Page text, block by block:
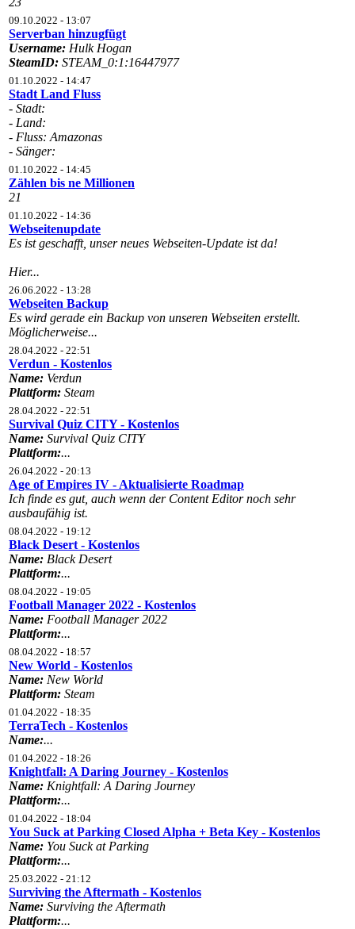
09.10.2022 - 13:07
Serverban hinzugfügt
Username: Hulk Hogan
SteamID: STEAM_0:1:16447977
01.10.2022 - 14:47
Stadt Land Fluss
- Stadt:
- Land:
- Fluss: Amazonas
- Sänger:
01.10.2022 - 14:45
Zählen bis ne Millionen
21
01.10.2022 - 14:36
Webseitenupdate
Es ist geschafft, unser neues Webseiten-Update ist da!
Hier...
26.06.2022 - 13:28
Webseiten Backup
Es wird gerade ein Backup von unseren Webseiten erstellt.
Möglicherweise...
28.04.2022 - 22:51
Verdun - Kostenlos
Name: Verdun
Plattform: Steam
28.04.2022 - 22:51
Survival Quiz CITY - Kostenlos
Name: Survival Quiz CITY
Plattform:...
26.04.2022 - 20:13
Age of Empires IV - Aktualisierte Roadmap
Ich finde es gut, auch wenn der Content Editor noch sehr
ausbaufähig ist.
08.04.2022 - 19:12
Black Desert - Kostenlos
Name: Black Desert
Plattform:...
08.04.2022 - 19:05
Football Manager 2022 - Kostenlos
Name: Football Manager 2022
Plattform:...
08.04.2022 - 18:57
New World - Kostenlos
Name: New World
Plattform: Steam
01.04.2022 - 18:35
TerraTech - Kostenlos
Name:...
01.04.2022 - 18:26
Knightfall: A Daring Journey - Kostenlos
Name: Knightfall: A Daring Journey
Plattform:...
01.04.2022 - 18:04
You Suck at Parking Closed Alpha + Beta Key - Kostenlos
Name: You Suck at Parking
Plattform:...
25.03.2022 - 21:12
Surviving the Aftermath - Kostenlos
Name: Surviving the Aftermath
Plattform:...